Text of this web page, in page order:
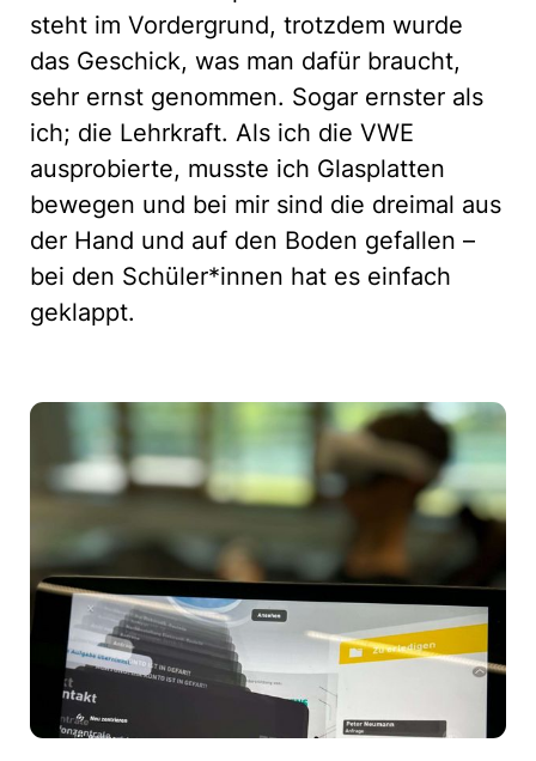
steht im Vordergrund, trotzdem wurde
das Geschick, was man dafür braucht,
sehr ernst genommen. Sogar ernster als
ich; die Lehrkraft. Als ich die VWE
ausprobierte, musste ich Glasplatten
bewegen und bei mir sind die dreimal aus
der Hand und auf den Boden gefallen –
bei den Schüler*innen hat es einfach
geklappt.